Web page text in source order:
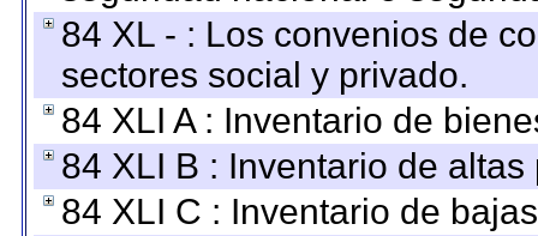
84 XL - : Los convenios de
sectores social y privado.
84 XLI A : Inventario de
84 XLI B : Inventario de
84 XLI C : Inventario de